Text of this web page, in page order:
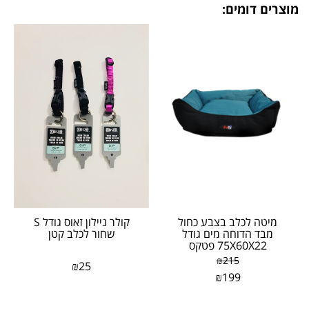
מוצרים דומים:
מיטה לכלב בצבע כחול
מבד הדוחה מים גודל
75X60X22 פטקס
₪215
₪199
קולר ניילון זאוס גודל S
שחור לכלב קטן
₪25